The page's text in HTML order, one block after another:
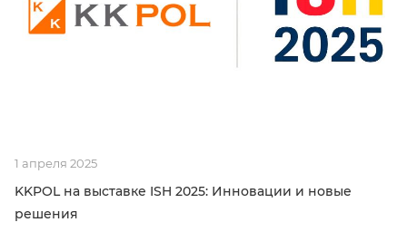
1 апреля 2025
KKPOL на выставке ISH 2025: Инновации и новые
решения